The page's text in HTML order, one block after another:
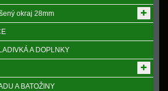
okraj 28mm
A DOPLNKY
A BATOŽINY